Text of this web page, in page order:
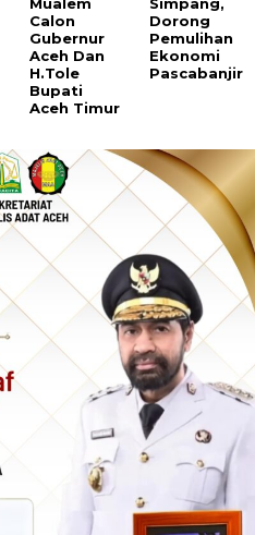
Calon
Gubernur
Aceh Dan
H.Tole
Bupati
Aceh Timur
Dorong
Pemulihan
Ekonomi
Pascabanjir